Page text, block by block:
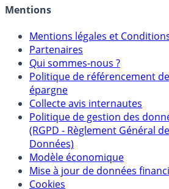
Crédit immobilier
Mentions
Mentions légales et Conditions
Partenaires
Qui sommes-nous ?
Politique de référencement
épargne
Collecte avis internautes
Politique de gestion des
(RGPD - Règlement Général
Données)
Modèle économique